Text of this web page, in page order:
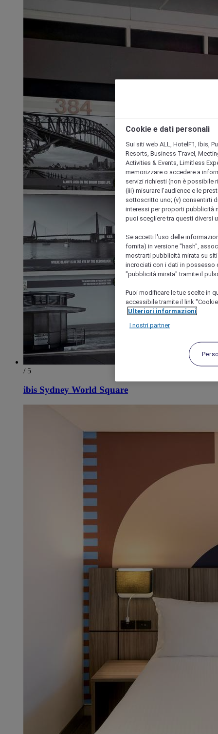
/ 5
ibis Sydney World Square
Cookie e dati personali
Sui siti web ALL, HotelF1, Ibis,
Resorts, Business Travel,
Activities & Events, Limitless
memorizzare o accedere a
servizi richiesti (non è possibile
(iii) misurare l'audience e le
sottoscritto uno; (v) consentirti
interessi per proporti pubblicità
puoi scegliere tra questi diversi
Se accetti l'uso delle
fornita) in versione "hash",
mostrarti pubblicità mirata su
incrociati con i dati in possesso
"pubblicità mirata" tramite il
Puoi modificare le tue scelte in
accessibile tramite il link
Ulteriori informazioni
I nostri partner